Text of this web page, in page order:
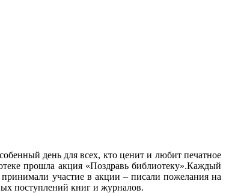
день для всех, кто ценит и любит печатное
прошла акция «Поздравь библиотеку».Каждый
принимали участие в акции – писали пожелания на
поступлений книг и журналов.